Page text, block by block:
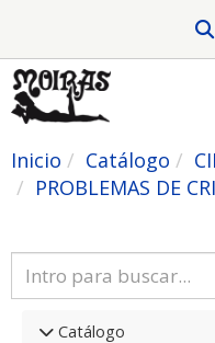
Inicio Catálogo
PROBLEMAS DE
Catálogo